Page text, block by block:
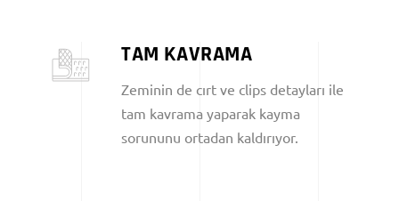
TAM KAVRAMA
Zeminin de cırt ve clips detayları ile
tam kavrama yaparak kayma
sorununu ortadan kaldırıyor.